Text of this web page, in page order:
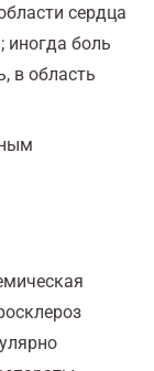
сердца
иногда боль
в область